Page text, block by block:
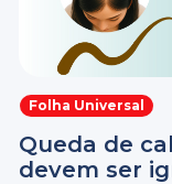
Folha Universal
Queda de
devem ser